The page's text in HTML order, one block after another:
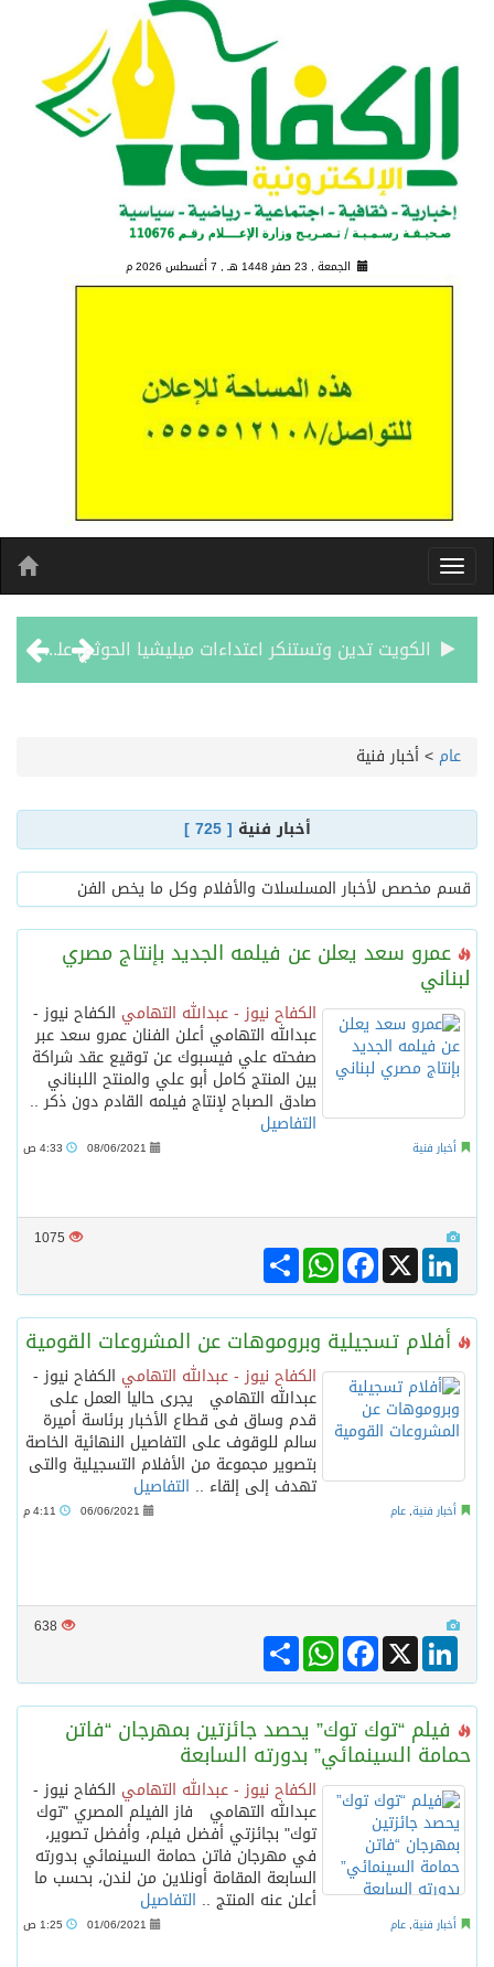
الجمعة , 23 صفر 1448 هـ , 7 أغسطس 2026 م
بيان مشترك لقمة مكة المكرمة للدفاع المشترك بين المملكة العربية السعودية والجمهورية التركية وجمهورية باكستان الإسلامية
الرئيس عبد الفتاح السيسى يستقبل ملك البحرين
تشغيل قطاري 809 / 810 علي خط( شربين / قلين ) بكامل بجمهورية مصر العربيةجداولها خلال يومي 6 – 7 أغسطس الجاري
نادي سباقات الخيل يوقّع اتفاقية رعاية مع تطبيق ميدان
الكويت تدين وتستنكر اعتداءات ميليشيا الحوثي على منطقة نجران: انتهاك صارخ لسيادة السعودية وسلامة أراضيها
عام >أخبار فنية
أخبار فنية [ 725 ]
قسم مخصص لأخبار المسلسلات والأفلام وكل ما يخص الفن
عمرو سعد يعلن عن فيلمه الجديد بإنتاج مصري
لبناني
الكفاح نيوز - عبدالله التهامي الكفاح نيوز -
عبدالله التهامي أعلن الفنان عمرو سعد عبر
صفحته علي فيسبوك عن توقيع عقد شراكة
بين المنتج كامل أبو علي والمنتح اللبناني
صادق الصباح لإنتاج فيلمه القادم دون ذكر ..
التفاصيل
أخبار فنية 08/06/2021
1075
Share
WhatsAppFacebook X
LinkedIn
أفلام تسجيلية وبروموهات عن المشروعات القومية
الكفاح نيوز - عبدالله التهامي الكفاح نيوز -
عبدالله التهامي يجرى حاليا العمل على
قدم وساق فى قطاع الأخبار برئاسة أميرة
سالم للوقوف على التفاصيل النهائية الخاصة
بتصوير مجموعة من الأفلام التسجيلية والتى
تهدف إلى إلقاء .. التفاصيل
أخبار فنية, عام 06/06/2021
638
Share
WhatsAppFacebook X
LinkedIn
فيلم “توك توك” يحصد جائزتين بمهرجان “فاتن
حمامة السينمائي” بدورته السابعة
الكفاح نيوز - عبدالله التهامي الكفاح نيوز -
عبدالله التهامي فاز الفيلم المصري "توك
توك" بجائزتي أفضل فيلم، وأفضل تصوير،
في مهرجان فاتن حمامة السينمائي بدورته
السابعة المقامة أونلاين من لندن، بحسب ما
أعلن عنه المنتج .. التفاصيل
أخبار فنية, عام 01/06/2021